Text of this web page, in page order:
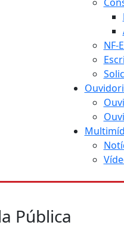
NF-
Pública